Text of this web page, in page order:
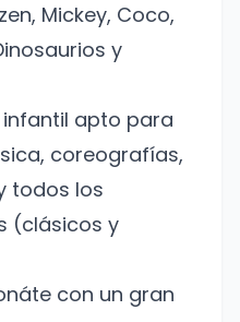
Mickey, Coco,
y
apto para
coreografías,
todos los
(clásicos y
con un gran